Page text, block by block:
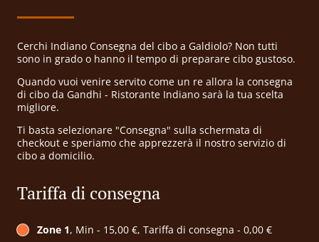
Cerchi Indiano Consegna del cibo a Galdiolo? Non tutti
sono in grado o hanno il tempo di preparare cibo gustoso.
Quando vuoi venire servito come un re allora la consegna
di cibo da Gandhi - Ristorante Indiano sarà la tua scelta
migliore.
Ti basta selezionare "Consegna" sulla schermata di
checkout e speriamo che apprezzerà il nostro servizio di
cibo a domicilio.
Tariffa di consegna
Zone 1, Min - 15,00 €, Tariffa di consegna - 0,00 €